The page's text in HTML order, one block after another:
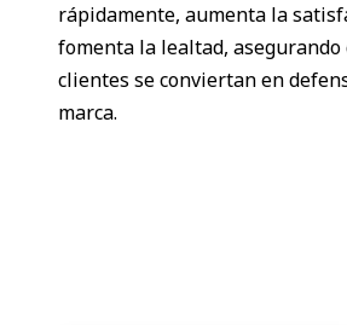
rápidamente, aumenta la
fomenta la lealtad, asegurando
clientes se conviertan en
marca.